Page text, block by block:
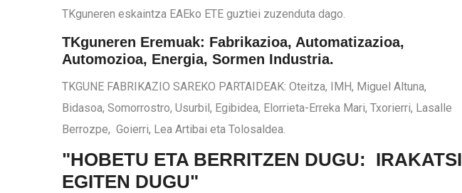
TKguneren eskaintza EAEko ETE guztiei zuzenduta dago.
TKguneren Eremuak: Fabrikazioa, Automatizazioa,
Automozioa, Energia, Sormen Industria.
TKGUNE FABRIKAZIO SAREKO PARTAIDEAK: Oteitza, IMH, Miguel Altuna,
Bidasoa, Somorrostro, Usurbil, Egibidea, Elorrieta-Erreka Mari, Txorierri, Lasalle
Berrozpe, Goierri, Lea Artibai eta Tolosaldea.
"HOBETU ETA BERRITZEN DUGU: IRAKATSI
EGITEN DUGU"